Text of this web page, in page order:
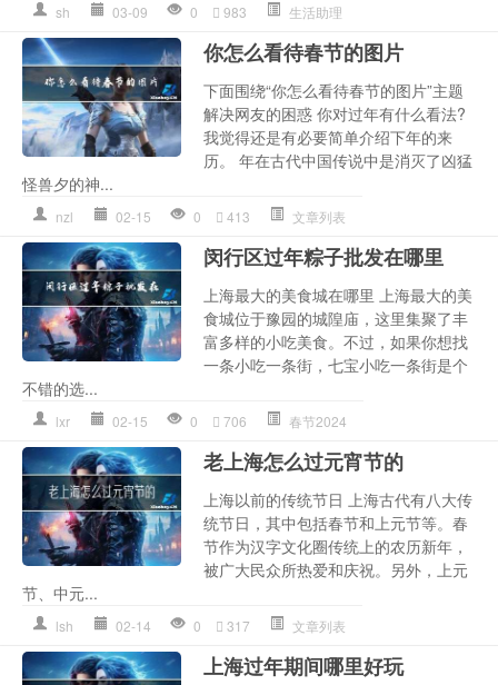
sh 03-09 0 983 生活助理
你怎么看待春节的图片
下面围绕“你怎么看待春节的图片”主题
解决网友的困惑 你对过年有什么看法?
我觉得还是有必要简单介绍下年的来
历。 年在古代中国传说中是消灭了凶猛
怪兽夕的神...
nzl 02-15 0 413 文章列表
闵行区过年粽子批发在哪里
上海最大的美食城在哪里 上海最大的美
食城位于豫园的城隍庙，这里集聚了丰
富多样的小吃美食。不过，如果你想找
一条小吃一条街，七宝小吃一条街是个
不错的选...
lxr 02-15 0 706 春节2024
老上海怎么过元宵节的
上海以前的传统节日 上海古代有八大传
统节日，其中包括春节和上元节等。春
节作为汉字文化圈传统上的农历新年，
被广大民众所热爱和庆祝。另外，上元
节、中元...
lsh 02-14 0 317 文章列表
上海过年期间哪里好玩